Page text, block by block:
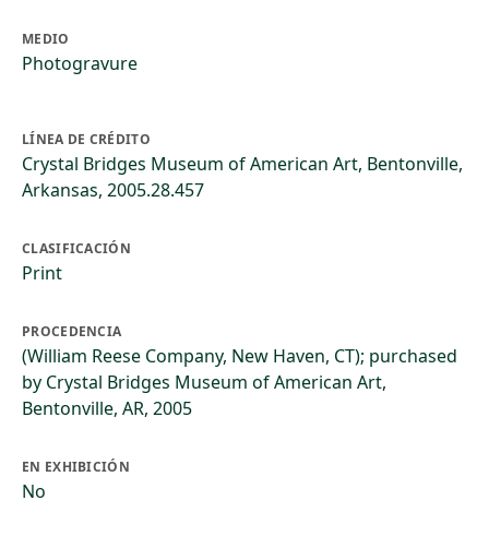
MEDIO
Photogravure
LÍNEA DE CRÉDITO
Crystal Bridges Museum of American Art, Bentonville,
Arkansas, 2005.28.457
CLASIFICACIÓN
Print
PROCEDENCIA
(William Reese Company, New Haven, CT); purchased
by Crystal Bridges Museum of American Art,
Bentonville, AR, 2005
EN EXHIBICIÓN
No